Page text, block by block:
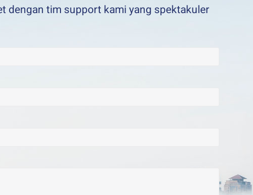
dengan tim support kami yang spektakuler